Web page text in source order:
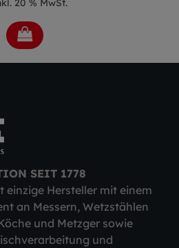
20 % MwSt.
SEIT 1778
einzige Hersteller mit einem
an Messern, Wetzstählen
und Metzger sowie
und